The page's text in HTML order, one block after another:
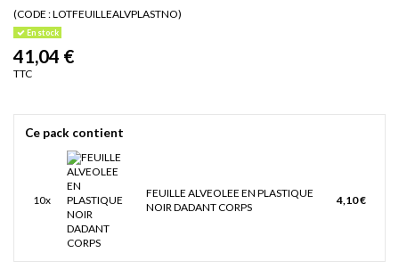
(CODE :LOTFEUILLEALVPLASTNO)
En stock
41,04 €
TTC
Ce pack contient
10x
FEUILLE ALVEOLEE EN PLASTIQUE
NOIR DADANT CORPS
4,10 €